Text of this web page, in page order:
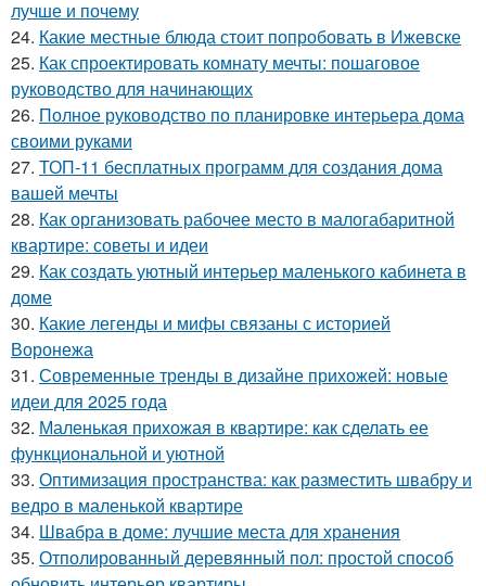
лучше и почему
24. Какие местные блюда стоит попробовать в Ижевске
25. Как спроектировать комнату мечты: пошаговое
руководство для начинающих
26. Полное руководство по планировке интерьера дома
своими руками
27. ТОП-11 бесплатных программ для создания дома
вашей мечты
28. Как организовать рабочее место в малогабаритной
квартире: советы и идеи
29. Как создать уютный интерьер маленького кабинета в
доме
30. Какие легенды и мифы связаны с историей
Воронежа
31. Современные тренды в дизайне прихожей: новые
идеи для 2025 года
32. Маленькая прихожая в квартире: как сделать ее
функциональной и уютной
33. Оптимизация пространства: как разместить швабру и
ведро в маленькой квартире
34. Швабра в доме: лучшие места для хранения
35. Отполированный деревянный пол: простой способ